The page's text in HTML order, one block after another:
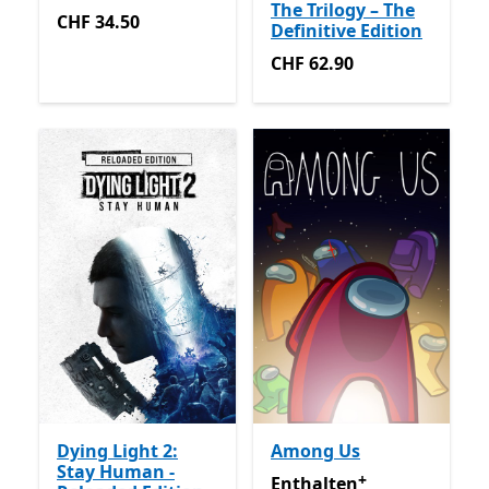
CHF 34.50
CHF 34.50
The Trilogy – The
Definitive Edition
CHF 62.90
CHF 62.90
Dying Light 2:
Stay Human -
Among Us
Enthalten inklusive Game
Enthalten+